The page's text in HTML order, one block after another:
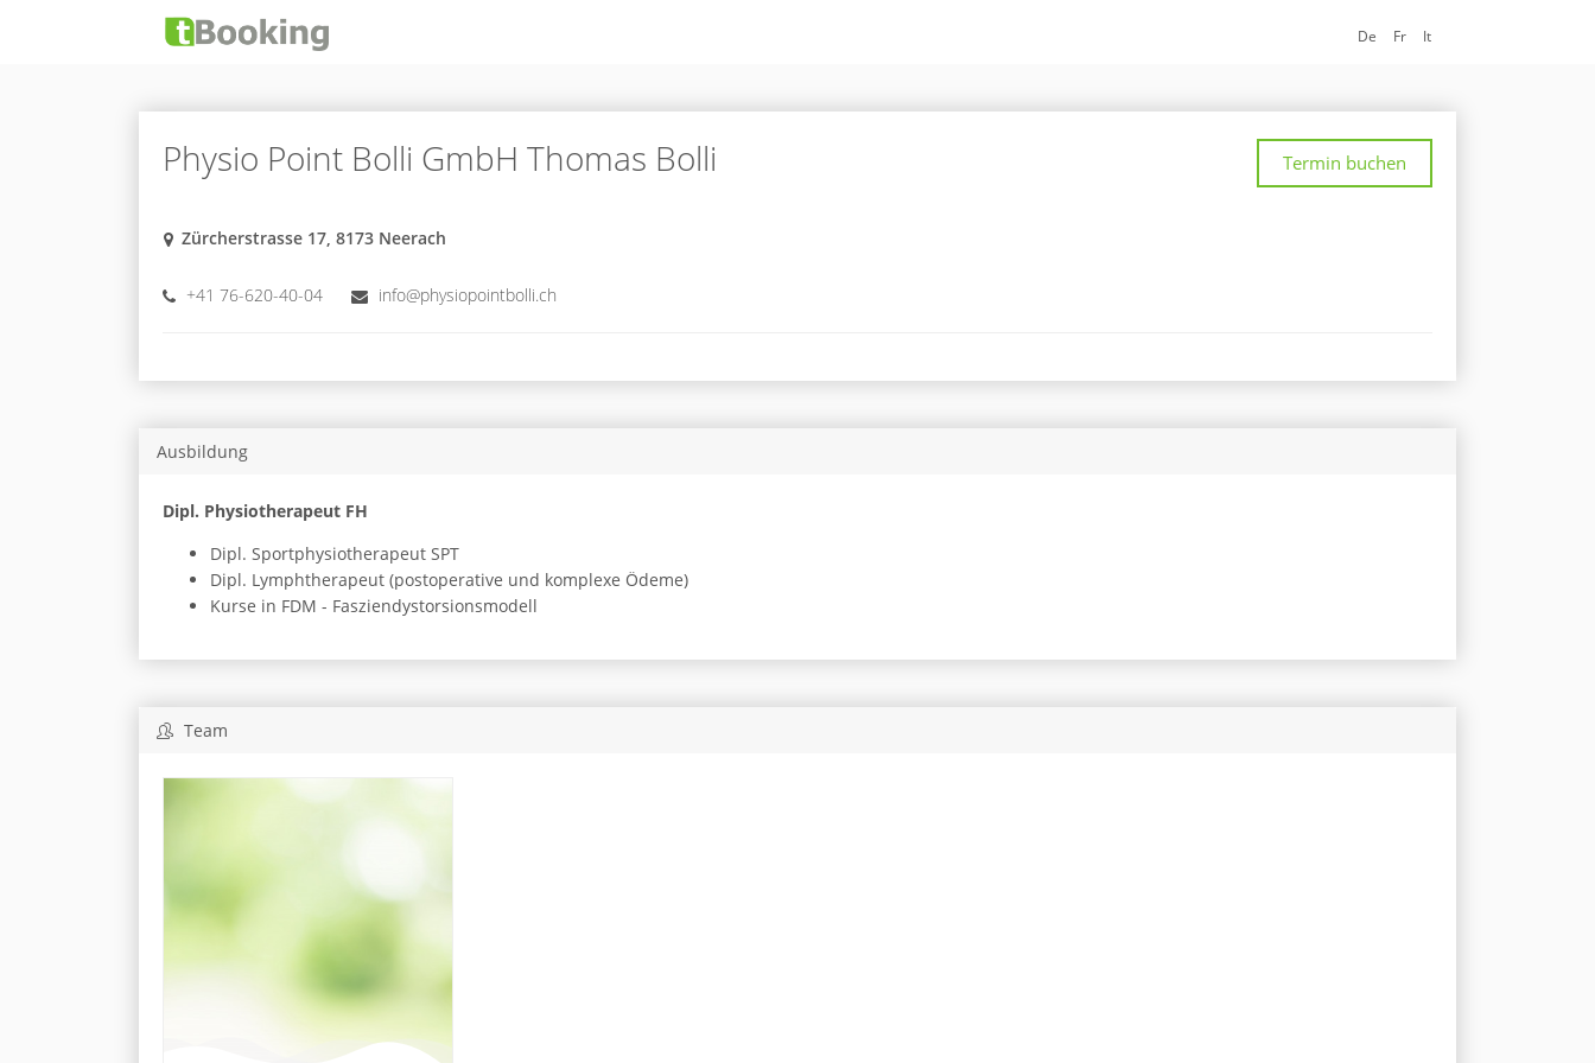
De Fr It
Physio Point Bolli GmbH Thomas Bolli Termin buchen
Zürcherstrasse 17, 8173 Neerach
+41 76-620-40-04 info@physiopointbolli.ch
Ausbildung
Dipl. Physiotherapeut FH
Dipl. Sportphysiotherapeut SPT
Dipl. Lymphtherapeut (postoperative und komplexe Ödeme)
Kurse in FDM - Fasziendystorsionsmodell
Team